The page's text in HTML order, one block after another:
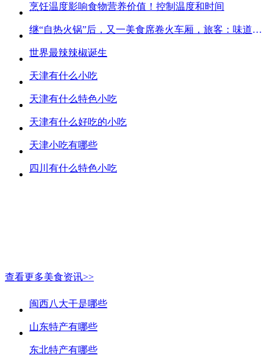
烹饪温度影响食物营养价值！控制温度和时间
继“自热火锅”后，又一美食席卷火车厢，旅客：味道好吃又方便
世界最辣辣椒诞生
天津有什么小吃
天津有什么特色小吃
天津有什么好吃的小吃
天津小吃有哪些
四川有什么特色小吃
查看更多美食资讯>>
闽西八大干是哪些
山东特产有哪些
东北特产有哪些